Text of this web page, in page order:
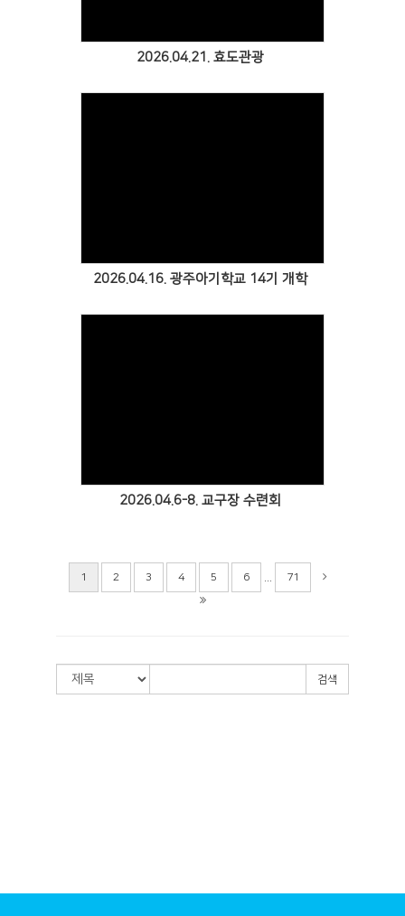
2026.04.21. 효도관광
2026.04.16. 광주아기학교 14기 개학
2026.04.6-8. 교구장 수련회
1 2 3 4 5 6 71
검색